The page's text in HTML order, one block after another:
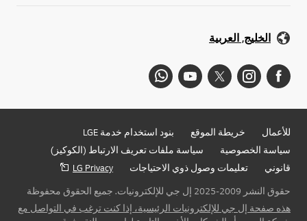
الخليج, العربية
للأعمال خريطة الموقع
بنود استخدام خدمة LGE
سياسة الخصوصية
سياسة ملفات تعريف الارتباط (الكوكيز)
قانوني
تعليمات وصول ذوي الاحتياجات
LG Privacy
حقوق النشر 2009-2025 إل جي للإلكترونيات. جميع الحقوق محفوظة
هذه صفحة إل جي للإلكترونيات الرئيسية، إذا كنت ترغب في التواصل مع